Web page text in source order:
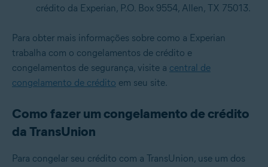
crédito da Experian, P.O. Box 9554, Allen, TX 75013.
Para obter mais informações sobre como a Experian
trabalha com o congelamentos de crédito e
congelamentos de segurança, visite a central de
congelamento de crédito em seu site.
Como fazer um congelamento de crédito
da TransUnion
Para congelar seu crédito com a TransUnion, use um dos